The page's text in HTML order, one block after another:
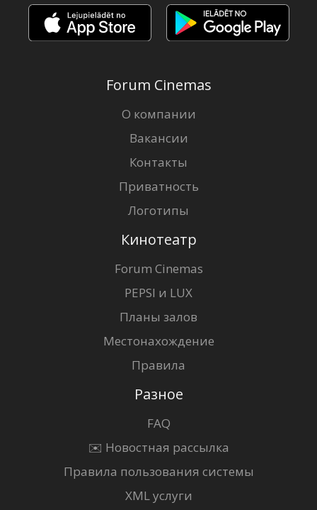
Forum Cinemas
О компании
Вакансии
Контакты
Приватность
Логотипы
Кинотеатр
Forum Cinemas
PEPSI и LUX
Планы залов
Местонахождение
Правила
Разное
FAQ
✉️ Новостная рассылка
Правила пользования системы
XML услуги